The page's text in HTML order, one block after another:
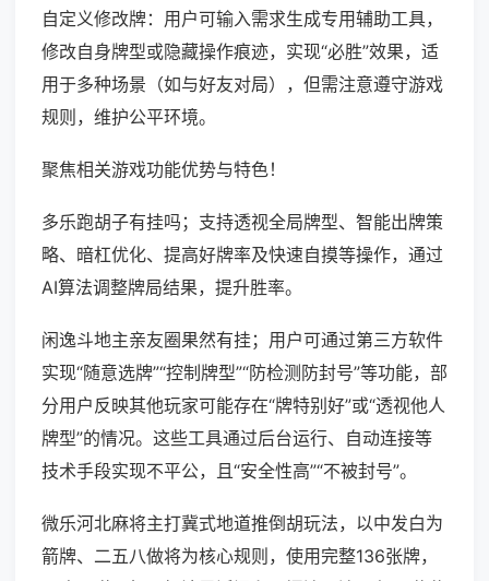
自定义修改牌：用户可输入需求生成专用辅助工具，
修改自身牌型或隐藏操作痕迹，实现“必胜”效果，适
用于多种场景（如与好友对局），但需注意遵守游戏
规则，维护公平环境。
聚焦相关游戏功能优势与特色！
多乐跑胡子有挂吗；支持透视全局牌型、智能出牌策
略、暗杠优化、提高好牌率及快速自摸等操作，通过
AI算法调整牌局结果，提升胜率。
闲逸斗地主亲友圈果然有挂；用户可通过第三方软件
实现“随意选牌”“控制牌型”“防检测防封号”等功能，部
分用户反映其他玩家可能存在“牌特别好”或“透视他人
牌型”的情况。这些工具通过后台运行、自动连接等
技术手段实现不平公，且“安全性高”“不被封号”。
微乐河北麻将主打冀式地道推倒胡玩法，以中发白为
箭牌、二五八做将为核心规则，使用完整136张牌，